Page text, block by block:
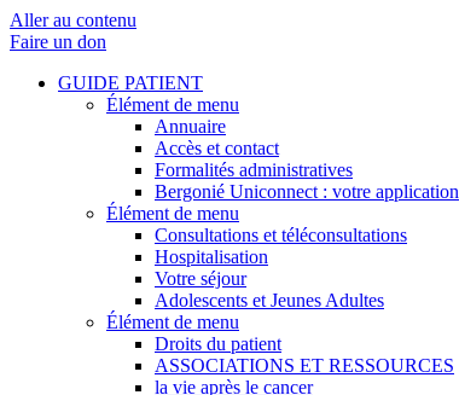
Aller au contenu
Faire un don
GUIDE PATIENT
Élément de menu
Annuaire
Accès et contact
Formalités administratives
Bergonié Uniconnect : votre application
Élément de menu
Consultations et téléconsultations
Hospitalisation
Votre séjour
Adolescents et Jeunes Adultes
Élément de menu
Droits du patient
ASSOCIATIONS ET RESSOURCES
la vie après le cancer